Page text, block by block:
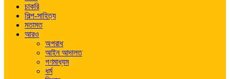
চাকরি
শিল্প-সাহিত্য
মতামত
আরও
অপরাধ
আইন আদালত
গণমাধ্যম
ধর্ম